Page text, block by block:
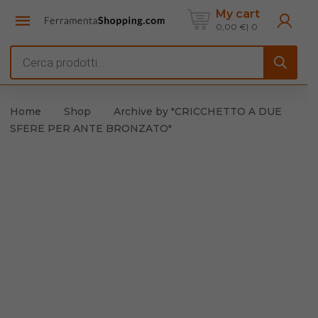
My cart
0,00 € 0
Home Shop
Archive by "CRICCHETTO A DUE
SFERE PER ANTE BRONZATO"